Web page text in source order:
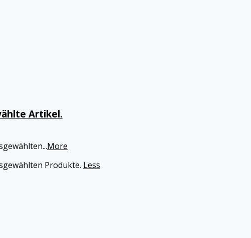
Artikel.
...More
Produkte. Less